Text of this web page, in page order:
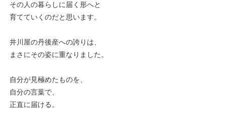
その人の暮らしに届く形へと
育てていくのだと思います。
井川屋の丹後産への誇りは、
まさにその姿に重なりました。
自分が見極めたものを、
自分の言葉で、
正直に届ける。